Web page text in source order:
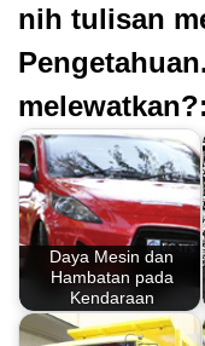
nih tulisan
melewatkan?:
Daya Mesin dan
Hambatan pada
Kendaraan